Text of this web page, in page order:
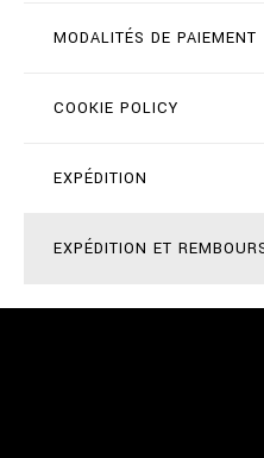
MODALITÉS DE PAIEMENT
COOKIE POLICY
EXPÉDITION
EXPÉDITION ET